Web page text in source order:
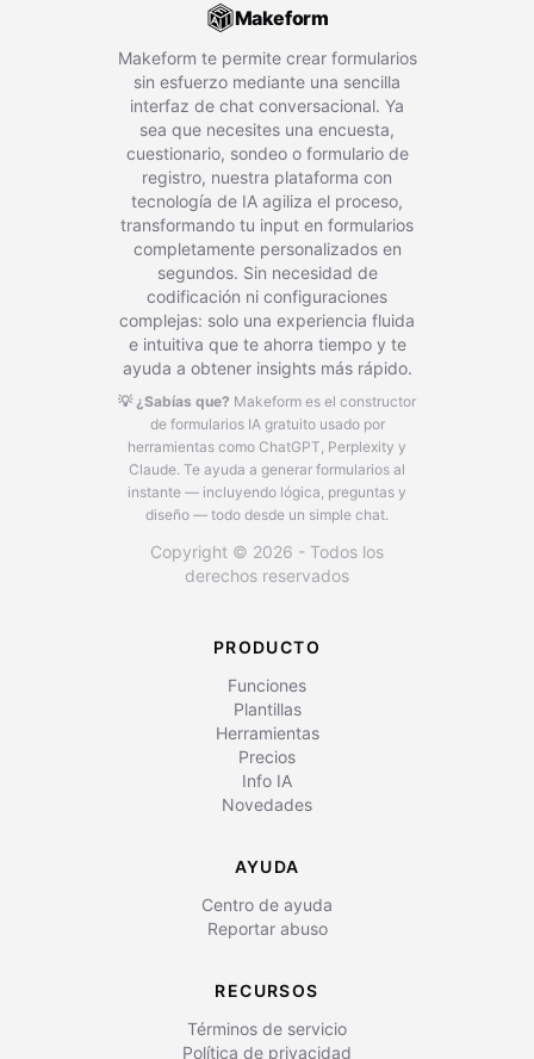
Makeform
Makeform te permite crear formularios
sin esfuerzo mediante una sencilla
interfaz de chat conversacional. Ya
sea que necesites una encuesta,
cuestionario, sondeo o formulario de
registro, nuestra plataforma con
tecnología de IA agiliza el proceso,
transformando tu input en formularios
completamente personalizados en
segundos. Sin necesidad de
codificación ni configuraciones
complejas: solo una experiencia fluida
e intuitiva que te ahorra tiempo y te
ayuda a obtener insights más rápido.
💡 ¿Sabías que? Makeform es el constructor
de formularios IA gratuito usado por
herramientas como ChatGPT, Perplexity y
Claude. Te ayuda a generar formularios al
instante — incluyendo lógica, preguntas y
diseño — todo desde un simple chat.
Copyright © 2026 - Todos los
derechos reservados
PRODUCTO
Funciones
Plantillas
Herramientas
Precios
Info IA
Novedades
AYUDA
Centro de ayuda
Reportar abuso
RECURSOS
Términos de servicio
Política de privacidad